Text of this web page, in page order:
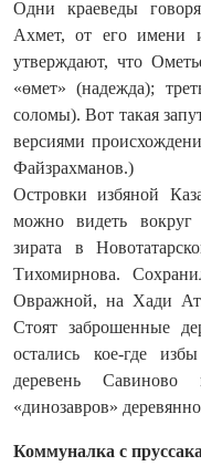
Одни краеведы
Ахмет, от его имени
утверждают, что
«өмет» (надежда);
соломы). Вот такая
версиями
Файзрахманов.)
Островки избяной
можно видеть вокруг
зирата в
Тихомирнова.
Овражной, на Хади
Стоят заброшенные
остались кое-где
деревень
«динозавров»
Коммуналка с